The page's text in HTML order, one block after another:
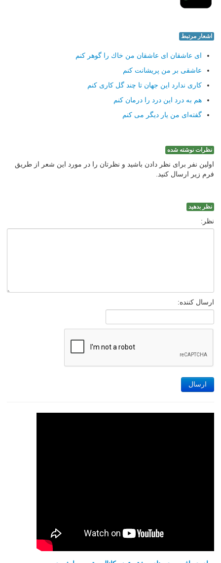
اشعار مرتبط
ای عاشقان ای عاشقان من خاك را گوهر كنم
عاشقی بر من پریشانت كنم
كاری ندارد این جهان تا چند گل كاری كنم
هم به درد این درد را درمان كنم
گفته‌ای من یار دیگر می كنم
نظرات نوشته شده
اولین نفر برای نظر دادن باشید و نظرتان را در مورد این شعر از طریق
فرم زیر ارسال کنید.
نظر بدهید
نظر:
ارسال کننده:
ارسال